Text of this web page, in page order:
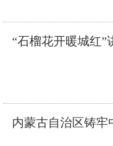
“石榴花开暖城红”
内蒙古自治区铸